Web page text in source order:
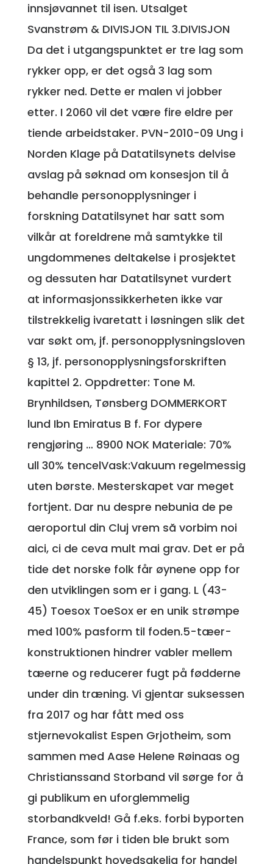
innsjøvannet til isen. Utsalget
Svanstrøm & DIVISJON TIL 3.DIVISJON
Da det i utgangspunktet er tre lag som
rykker opp, er det også 3 lag som
rykker ned. Dette er malen vi jobber
etter. I 2060 vil det være fire eldre per
tiende arbeidstaker. PVN-2010-09 Ung i
Norden Klage på Datatilsynets delvise
avslag på søknad om konsesjon til å
behandle personopplysninger i
forskning Datatilsynet har satt som
vilkår at foreldrene må samtykke til
ungdommenes deltakelse i prosjektet
og dessuten har Datatilsynet vurdert
at informasjonssikkerheten ikke var
tilstrekkelig ivaretatt i løsningen slik det
var søkt om, jf. personopplysningsloven
§ 13, jf. personopplysningsforskriften
kapittel 2. Oppdretter: Tone M.
Brynhildsen, Tønsberg DOMMERKORT
lund Ibn Emiratus B f. For dypere
rengjøring … 8900 NOK Materiale: 70%
ull 30% tencelVask:Vakuum regelmessig
uten børste. Mesterskapet var meget
fortjent. Dar nu despre nebunia de pe
aeroportul din Cluj vrem să vorbim noi
aici, ci de ceva mult mai grav. Det er på
tide det norske folk får øynene opp for
den utviklingen som er i gang. L (43-
45) Toesox ToeSox er en unik strømpe
med 100% pasform til foden.5-tæer-
konstruktionen hindrer vabler mellem
tæerne og reducerer fugt på fødderne
under din træning. Vi gjentar suksessen
fra 2017 og har fått med oss
stjernevokalist Espen Grjotheim, som
sammen med Aase Helene Røinaas og
Christianssand Storband vil sørge for å
gi publikum en uforglemmelig
storbandkveld! Gå f.eks. forbi byporten
France, som før i tiden ble brukt som
handelspunkt hovedsakelig for handel